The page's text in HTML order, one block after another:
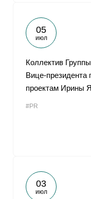
05
июл
Коллектив
Вице-
проектам Ирины
#PR
03
июл